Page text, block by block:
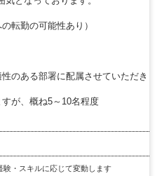
転勤の可能性あり）
のある部署に配属させていただき
が、概ね5～10名程度
験・スキルに応じて変動します